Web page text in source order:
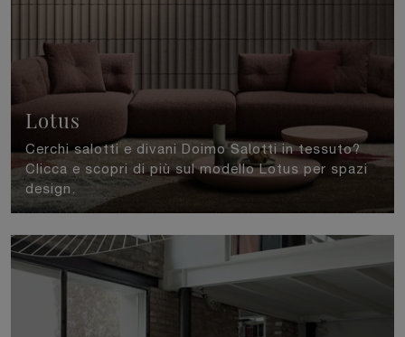
Lotus
Cerchi salotti e divani Doimo Salotti in tessuto?
Clicca e scopri di più sul modello Lotus per spazi
design.